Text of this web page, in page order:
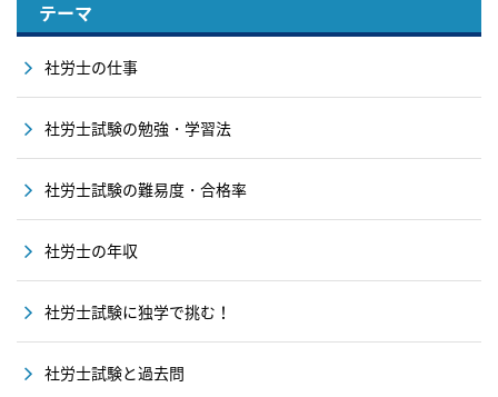
テーマ
社労士の仕事
社労士試験の勉強・学習法
社労士試験の難易度・合格率
社労士の年収
社労士試験に独学で挑む！
社労士試験と過去問